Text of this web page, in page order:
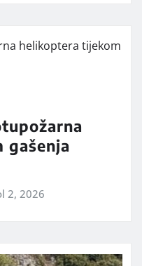
gašenja
2, 2026